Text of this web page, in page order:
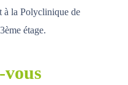
à la Polyclinique de
étage.
vous